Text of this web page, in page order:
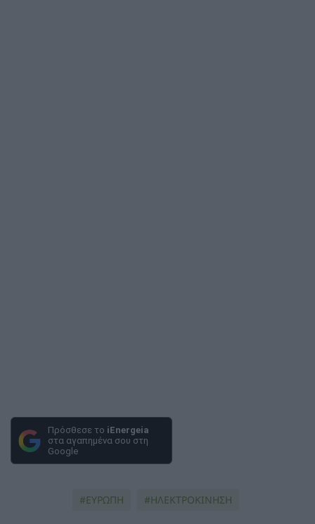
Πρόσθεσε το iEnergeia
στα αγαπημένα σου στη
Google
ΕΥΡΩΠΗ ΗΛΕΚΤΡΟΚΙΝΗΣΗ